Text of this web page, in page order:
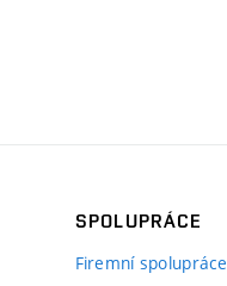
SPOLUPRÁCE
Firemní spolupráce